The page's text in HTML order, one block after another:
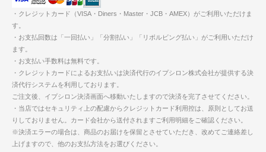
・クレジットカード（VISA・Diners・Master・JCB・AMEX）がご利用いただけま
す。
・お支払回数は「一回払い」「分割払い」「リボルビング払い」がご利用いただけ
ます。
・お支払い手数料は無料です。
・クレジットカードによるお支払いは決済代行のイプシロン株式会社が提供する決
済代行システムを利用しております。
ご注文後、イプシロン決済画面へ移動いたしますので決済を完了させてください。
・当店ではセキュリティ上の配慮からクレジットカード利用控は、原則としてお送
りしておりません。カード会社から送付されますご利用明細をご確認ください。
※決済エラーの場合は、商品のお届けを保留とさせていただき、改めてご連絡差し
上げますので、他のお支払方法をお選びください。